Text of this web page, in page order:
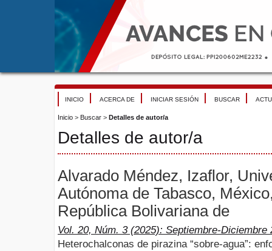
INICIO ACERCA DE INICIAR SESIÓN BUSCAR
Inicio > Buscar > Detalles de autor/a
Detalles de autor/a
Alvarado Méndez, Izaflor,
Autónoma de Tabasco,
República Bolivariana de
Vol. 20, Núm. 3 (2025): Septiembre-Diciembre
Heterochalconas de pirazina “sobre-agua”: